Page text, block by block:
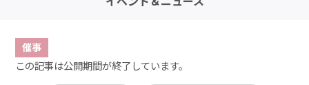
催事
この記事は公開期間が終了しています。